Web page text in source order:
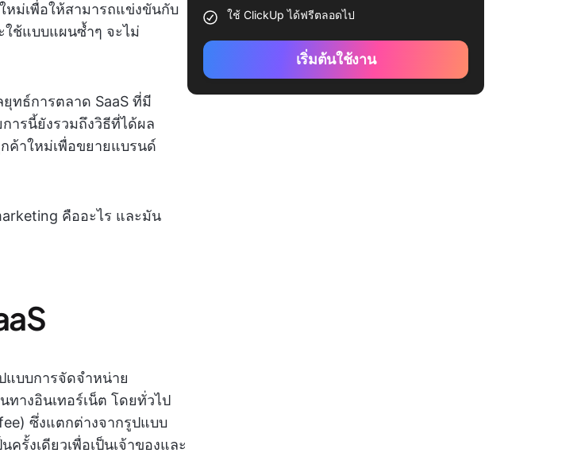
ม่เพื่อให้สามารถแข่งขันกับ
ใช้แบบแผนซ้ำๆ จะไม่
ยุทธ์การตลาด SaaS ที่มี
ารนี้ยังรวมถึงวิธีที่ได้ผล
ค้าใหม่เพื่อขยายแบรนด์
คืออะไร และมัน
แบบการจัดจำหน่าย
างอินเทอร์เน็ต โดยทั่วไป
ซึ่งแตกต่างจากรูปแบบ
รั้งเดียวเพื่อเป็นเจ้าของและ
ใช้ ClickUp ได้ฟรีตลอดไป
เริ่มต้นใช้งาน